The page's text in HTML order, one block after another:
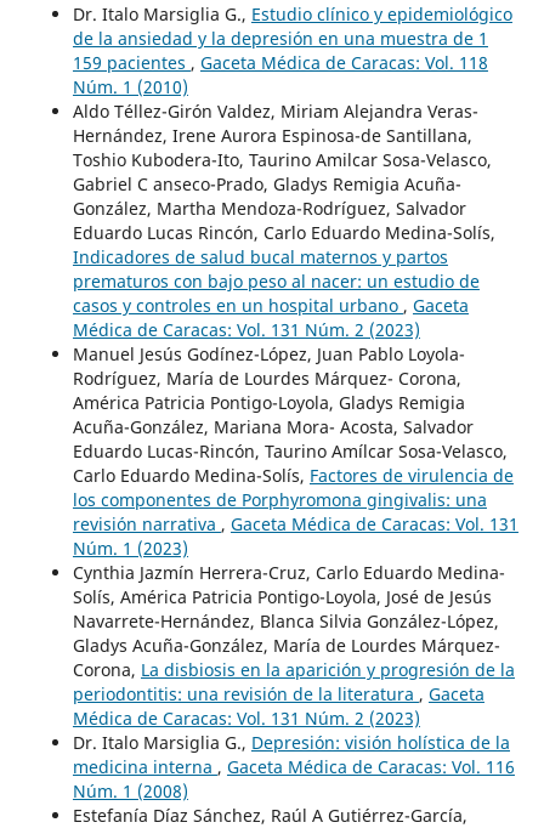
Dr. Italo Marsiglia G., Estudio clínico y epidemiológico
de la ansiedad y la depresión en una muestra de 1
159 pacientes , Gaceta Médica de Caracas: Vol. 118
Núm. 1 (2010)
Aldo Téllez-Girón Valdez, Miriam Alejandra Veras-
Hernández, Irene Aurora Espinosa-de Santillana,
Toshio Kubodera-Ito, Taurino Amilcar Sosa-Velasco,
Gabriel C anseco-Prado, Gladys Remigia Acuña-
González, Martha Mendoza-Rodríguez, Salvador
Eduardo Lucas Rincón, Carlo Eduardo Medina-Solís,
Indicadores de salud bucal maternos y partos
prematuros con bajo peso al nacer: un estudio de
casos y controles en un hospital urbano , Gaceta
Médica de Caracas: Vol. 131 Núm. 2 (2023)
Manuel Jesús Godínez-López, Juan Pablo Loyola-
Rodríguez, María de Lourdes Márquez- Corona,
América Patricia Pontigo-Loyola, Gladys Remigia
Acuña-González, Mariana Mora- Acosta, Salvador
Eduardo Lucas-Rincón, Taurino Amílcar Sosa-Velasco,
Carlo Eduardo Medina-Solís, Factores de virulencia de
los componentes de Porphyromona gingivalis: una
revisión narrativa , Gaceta Médica de Caracas: Vol. 131
Núm. 1 (2023)
Cynthia Jazmín Herrera-Cruz, Carlo Eduardo Medina-
Solís, América Patricia Pontigo-Loyola, José de Jesús
Navarrete-Hernández, Blanca Silvia González-López,
Gladys Acuña-González, María de Lourdes Márquez-
Corona, La disbiosis en la aparición y progresión de la
periodontitis: una revisión de la literatura , Gaceta
Médica de Caracas: Vol. 131 Núm. 2 (2023)
Dr. Italo Marsiglia G., Depresión: visión holística de la
medicina interna , Gaceta Médica de Caracas: Vol. 116
Núm. 1 (2008)
Estefanía Díaz Sánchez, Raúl A Gutiérrez-García,